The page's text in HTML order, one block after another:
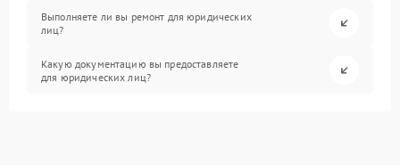
Выполняете ли вы ремонт для юридических
лиц?
Какую документацию вы предоставляете
для юридических лиц?